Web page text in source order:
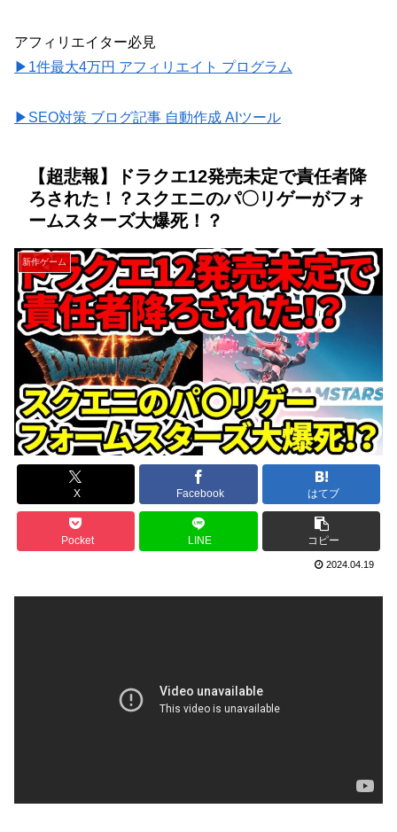
アフィリエイター必見
▶1件最大4万円 アフィリエイト プログラム
▶SEO対策 ブログ記事 自動作成 AIツール
【超悲報】ドラクエ12発売未定で責任者降
ろされた！？スクエニのパ〇リゲーがフォ
ームスターズ大爆死！？
新作ゲーム
X Facebook はてブ
Pocket LINE コピー
2024.04.19